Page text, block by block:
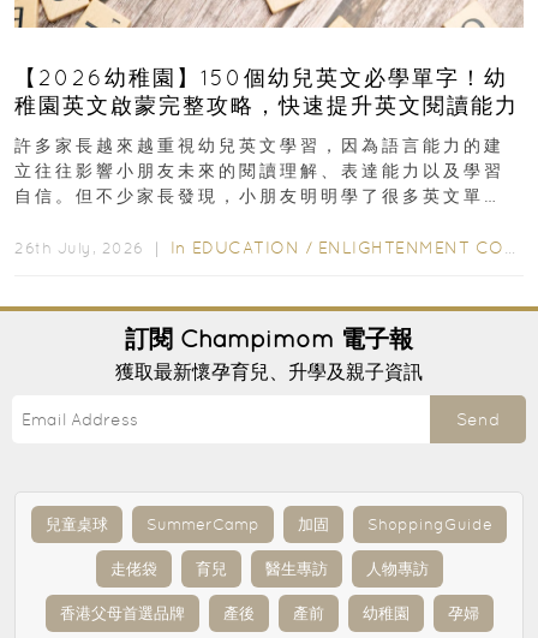
【2026幼稚園】150個幼兒英文必學單字！幼
稚園英文啟蒙完整攻略，快速提升英文閱讀能力
許多家長越來越重視幼兒英文學習，因為語言能力的建
立往往影響小朋友未來的閱讀理解、表達能力以及學習
自信。但不少家長發現，小朋友明明學了很多英文單
26th July, 2026 ｜ In EDUCATION / ENLIGHTENMENT CORNER
訂閱 Champimom 電子報
獲取最新懷孕育兒、升學及親子資訊
Send
兒童桌球 SummerCamp 加固 ShoppingGuide
走佬袋 育兒 醫生專訪 人物專訪
香港父母首選品牌 產後 產前 幼稚園 孕婦